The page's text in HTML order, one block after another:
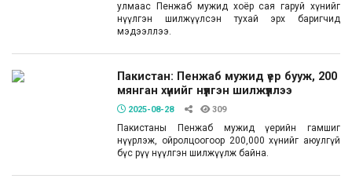
улмаас Пенжаб мужид хоёр сая гаруй хүнийг
нүүлгэн шилжүүлсэн тухай эрх баригчид
мэдээллээ.
Пакистан: Пенжаб мужид үер бууж, 200
мянган хүнийг нүүлгэн шилжүүллээ
2025-08-28 309
Пакистаны Пенжаб мужид үерийн гамшиг
нүүрлэж, ойролцоогоор 200,000 хүнийг аюулгүй
бүс рүү нүүлгэн шилжүүлж байна.